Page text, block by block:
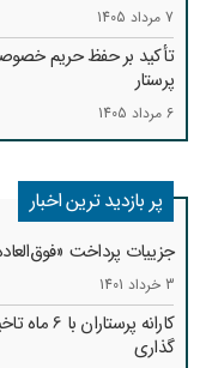
7 مرداد 1405
تأکید بر حفظ حریم
پرستار
6 مرداد 1405
پر بازدید ترین اخبار
جزییات پرداخت
3 خرداد 1401
کارانه‌
گذاری